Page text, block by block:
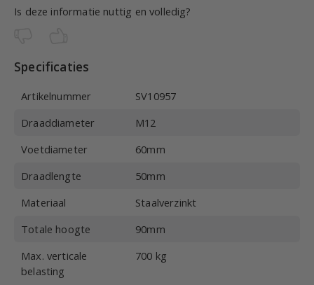
Is deze informatie nuttig en volledig?
Specificaties
Artikelnummer
SV10957
Draaddiameter
M12
Voetdiameter
60mm
Draadlengte
50mm
Materiaal
Staalverzinkt
Totale hoogte
90mm
Max. verticale
belasting
700 kg